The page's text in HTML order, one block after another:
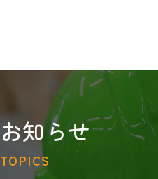
お知らせ
TOPICS